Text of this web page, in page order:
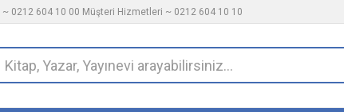
~ 0212 604 10 00 Müşteri Hizmetleri ~ 0212 604 10 10